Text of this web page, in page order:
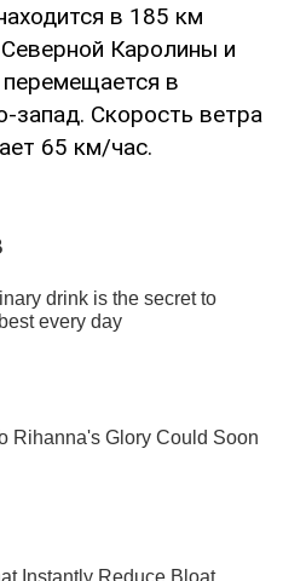
в 185 км
Каролины и
в
запад. Скорость ветра
65 км/час.